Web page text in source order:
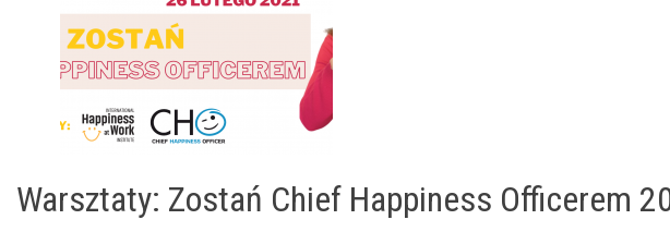
Warsztaty: Zostań Chief Happiness Officerem